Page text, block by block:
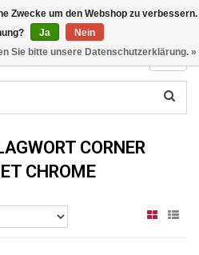
CORNER
CHROME
Zwecke um den Webshop zu verbessern.
Ja
Nein
Sie bitte unsere Datenschutzerklärung. »